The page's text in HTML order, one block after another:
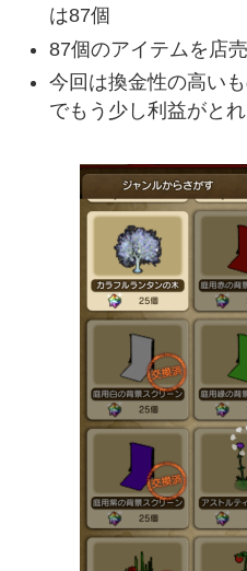
は87個
87個のアイテムを店
今回は換金性の高い
でもう少し利益がと